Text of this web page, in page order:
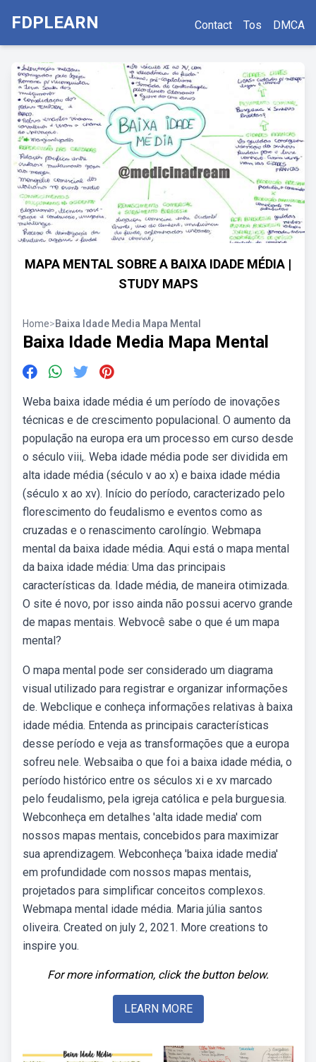
FDPLEARN Contact Tos DMCA
MAPA MENTAL SOBRE A BAIXA IDADE MÉDIA |
STUDY MAPS
Home>Baixa Idade Media Mapa Mental
Baixa Idade Media Mapa Mental
Weba baixa idade média é um período de inovações
técnicas e de crescimento populacional. O aumento da
população na europa era um processo em curso desde
o século viii,. Weba idade média pode ser dividida em
alta idade média (século v ao x) e baixa idade média
(século x ao xv). Início do período, caracterizado pelo
florescimento do feudalismo e eventos como as
cruzadas e o renascimento carolíngio. Webmapa
mental da baixa idade média. Aqui está o mapa mental
da baixa idade média: Uma das principais
características da. Idade média, de maneira otimizada.
O site é novo, por isso ainda não possui acervo grande
de mapas mentais. Webvocê sabe o que é um mapa
mental?
O mapa mental pode ser considerado um diagrama
visual utilizado para registrar e organizar informações
de. Webclique e conheça informações relativas à baixa
idade média. Entenda as principais características
desse período e veja as transformações que a europa
sofreu nele. Websaiba o que foi a baixa idade média, o
período histórico entre os séculos xi e xv marcado
pelo feudalismo, pela igreja católica e pela burguesia.
Webconheça em detalhes 'alta idade media' com
nossos mapas mentais, concebidos para maximizar
sua aprendizagem. Webconheça 'baixa idade media'
em profundidade com nossos mapas mentais,
projetados para simplificar conceitos complexos.
Webmapa mental idade média. Maria júlia santos
oliveira. Created on july 2, 2021. More creations to
inspire you.
For more information, click the button below.
LEARN MORE